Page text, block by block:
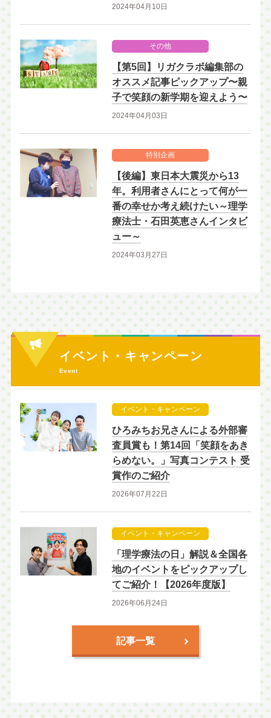
2024年04月10日
2024年04月03日
その他
【第5回】リガクラボ編集部の
オススメ記事ピックアップ〜親
子で笑顔の新学期を迎えよう〜
2024年03月27日
特別企画
【後編】東日本大震災から13
年。利用者さんにとって何が一
番の幸せか考え続けたい～理学
療法士・石田英恵さんインタビ
ュー～
イベント・キャンペーン
Event
2026年07月22日
イベント・キャンペーン
ひろみちお兄さんによる外部審
査員賞も！第14回「笑顔をあき
らめない。」写真コンテスト 受
賞作のご紹介
2026年06月24日
イベント・キャンペーン
「理学療法の日」解説＆全国各
地のイベントをピックアップし
てご紹介！【2026年度版】
記事一覧